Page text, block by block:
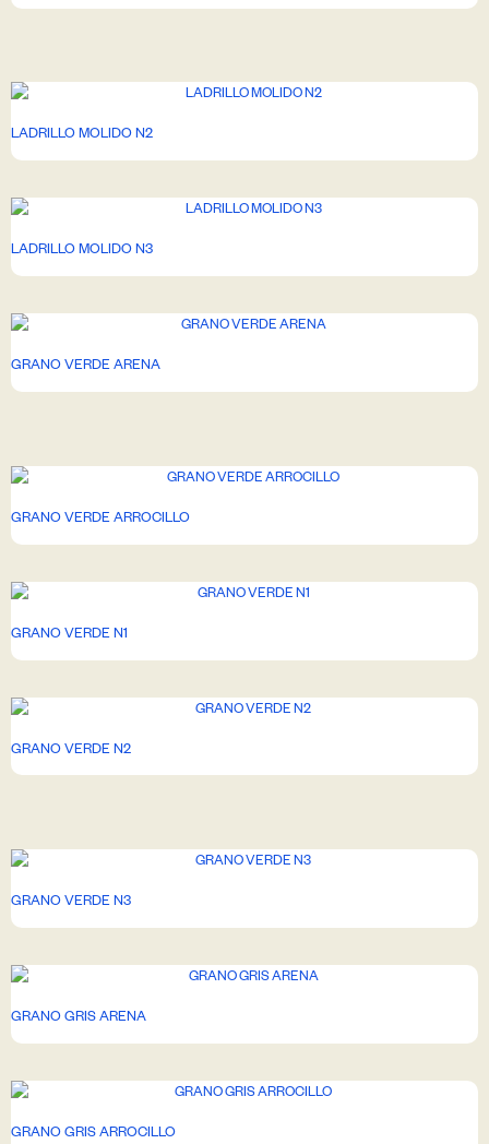
LADRILLO MOLIDO N2
LADRILLO MOLIDO N3
GRANO VERDE ARENA
GRANO VERDE ARROCILLO
GRANO VERDE N1
GRANO VERDE N2
GRANO VERDE N3
GRANO GRIS ARENA
GRANO GRIS ARROCILLO